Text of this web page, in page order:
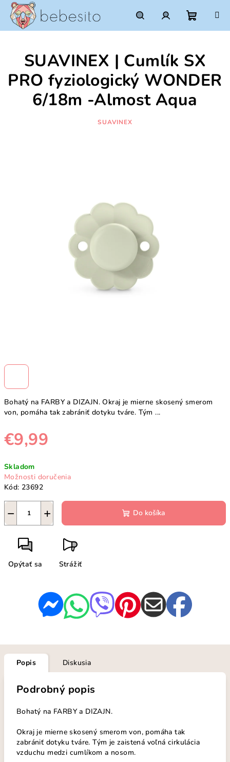
Prejsť
obsah
HľadaťPrihlásenie
košík
Bohatý na FARBY a DIZAJN. Okraj je mierne skosený smerom
von, pomáha tak zabrániť dotyku tváre. Tým ...
€9,99
cena:
Skladom
Možnosti doručenia
Kód: 23692
+
− Do košíka
Opýtať sa Strážiť
SUAVINEX | Cumlík SX
PRO fyziologický WONDER
6/18m -Almost Aqua
SUAVINEX
Popis Diskusia
Podrobný popis
Bohatý na FARBY a DIZAJN.
Okraj je mierne skosený smerom von, pomáha tak
zabrániť dotyku tváre. Tým je zaistená voľná cirkulácia
vzduchu medzi cumlíkom a nosom.